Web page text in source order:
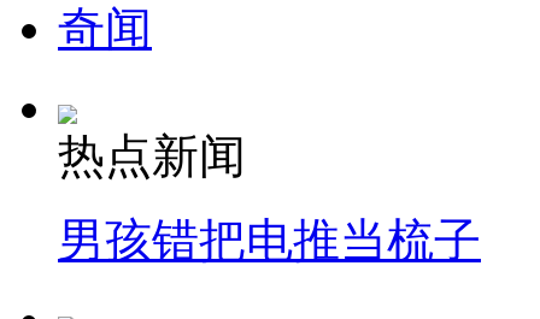
奇闻
热点新闻
男孩错把电推当梳子